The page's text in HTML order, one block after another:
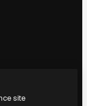
site